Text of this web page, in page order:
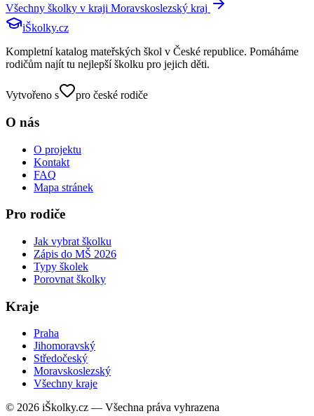
Všechny školky v kraji Moravskoslezský kraj
iŠkolky.cz
Kompletní katalog mateřských škol v České republice. Pomáháme
rodičům najít tu nejlepší školku pro jejich děti.
Vytvořeno s pro české rodiče
O nás
O projektu
Kontakt
FAQ
Mapa stránek
Pro rodiče
Jak vybrat školku
Zápis do MŠ 2026
Typy školek
Porovnat školky
Kraje
Praha
Jihomoravský
Středočeský
Moravskoslezský
Všechny kraje
© 2026 iŠkolky.cz — Všechna práva vyhrazena